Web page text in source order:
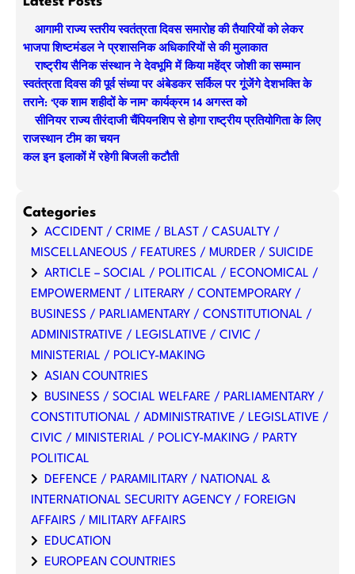
आगामी राज्य स्तरीय स्वतंत्रता दिवस समारोह की तैयारियों को लेकर
भाजपा शिष्टमंडल ने प्रशासनिक अधिकारियों से की मुलाकात
राष्ट्रीय सैनिक संस्थान ने देवभूमि में किया महेंद्र जोशी का सम्मान
स्वतंत्रता दिवस की पूर्व संध्या पर अंबेडकर सर्किल पर गूंजेंगे देशभक्ति के
तराने: ‘एक शाम शहीदों के नाम’ कार्यक्रम 14 अगस्त को
सीनियर राज्य तीरंदाजी चैंपियनशिप से होगा राष्ट्रीय प्रतियोगिता के लिए
राजस्थान टीम का चयन
कल इन इलाकों में रहेगी बिजली कटौती
Categories
ACCIDENT / CRIME / BLAST / CASUALTY /
MISCELLANEOUS / FEATURES / MURDER / SUICIDE
ARTICLE – SOCIAL / POLITICAL / ECONOMICAL /
EMPOWERMENT / LITERARY / CONTEMPORARY /
BUSINESS / PARLIAMENTARY / CONSTITUTIONAL /
ADMINISTRATIVE / LEGISLATIVE / CIVIC /
MINISTERIAL / POLICY-MAKING
ASIAN COUNTRIES
BUSINESS / SOCIAL WELFARE / PARLIAMENTARY /
CONSTITUTIONAL / ADMINISTRATIVE / LEGISLATIVE /
CIVIC / MINISTERIAL / POLICY-MAKING / PARTY
POLITICAL
DEFENCE / PARAMILITARY / NATIONAL &
INTERNATIONAL SECURITY AGENCY / FOREIGN
AFFAIRS / MILITARY AFFAIRS
EDUCATION
EUROPEAN COUNTRIES